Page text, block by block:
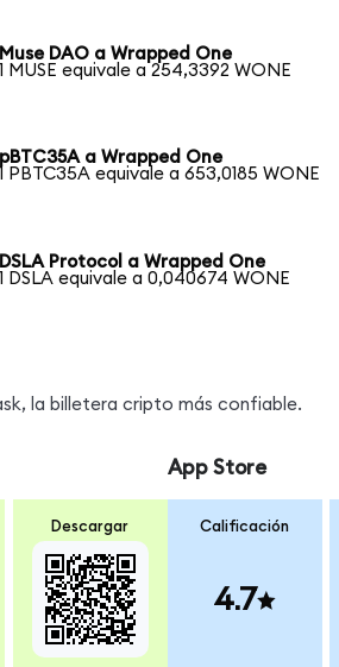
Muse DAO a Wrapped One
1 MUSE equivale a 254,3392 WONE
pBTC35A a Wrapped One
1 PBTC35A equivale a 653,0185 WONE
DSLA Protocol a Wrapped One
1 DSLA equivale a 0,040674 WONE
la billetera cripto más confiable.
Descargar
App Store
Calificación
4.7